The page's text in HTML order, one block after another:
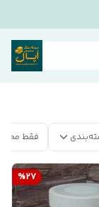
فقط
%27